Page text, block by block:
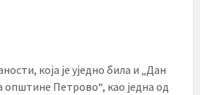
која је уједно била и „Дан
општине Петрово“, као једна од